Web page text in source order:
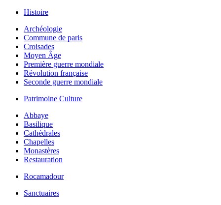
Histoire
Archéologie
Commune de paris
Croisades
Moyen Âge
Première guerre mondiale
Révolution française
Seconde guerre mondiale
Patrimoine Culture
Abbaye
Basilique
Cathédrales
Chapelles
Monastères
Restauration
Rocamadour
Sanctuaires